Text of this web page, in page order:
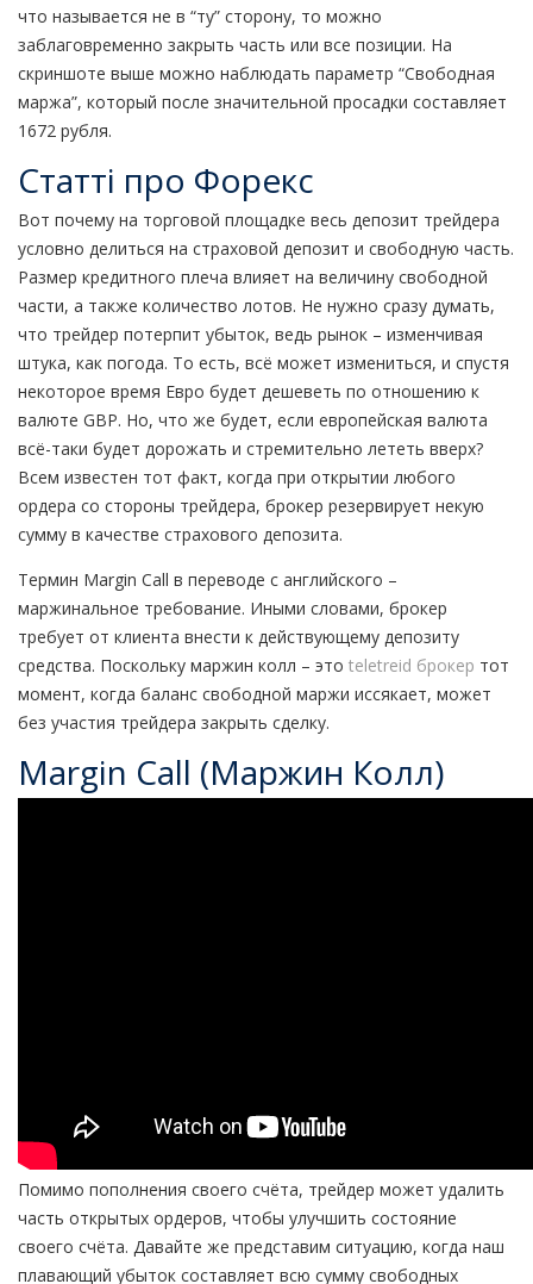
что называется не в “ту” сторону, то можно
заблаговременно закрыть часть или все позиции. На
скриншоте выше можно наблюдать параметр “Свободная
маржа”, который после значительной просадки составляет
1672 рубля.
Статті про Форекс
Вот почему на торговой площадке весь депозит трейдера
условно делиться на страховой депозит и свободную часть.
Размер кредитного плеча влияет на величину свободной
части, а также количество лотов. Не нужно сразу думать,
что трейдер потерпит убыток, ведь рынок – изменчивая
штука, как погода. То есть, всё может измениться, и спустя
некоторое время Евро будет дешеветь по отношению к
валюте GBP. Но, что же будет, если европейская валюта
всё-таки будет дорожать и стремительно лететь вверх?
Всем известен тот факт, когда при открытии любого
ордера со стороны трейдера, брокер резервирует некую
сумму в качестве страхового депозита.
Термин Margin Call в переводе с английского –
маржинальное требование. Иными словами, брокер
требует от клиента внести к действующему депозиту
средства. Поскольку маржин колл – это teletreid брокер тот
момент, когда баланс свободной маржи иссякает, может
без участия трейдера закрыть сделку.
Margin Call (Маржин Колл)
Помимо пополнения своего счёта, трейдер может удалить
часть открытых ордеров, чтобы улучшить состояние
своего счёта. Давайте же представим ситуацию, когда наш
плавающий убыток составляет всю сумму свободных